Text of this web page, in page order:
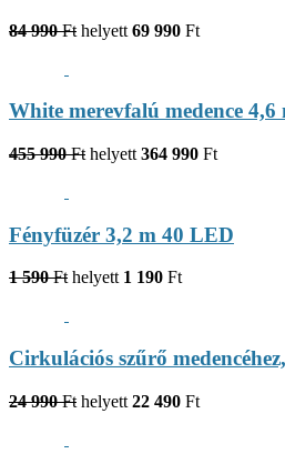
84 990 Ft helyett 69 990 Ft
White merevfalú medence 4,6
455 990 Ft helyett 364 990 Ft
Fényfüzér 3,2 m 40 LED
1 590 Ft helyett 1 190 Ft
Cirkulációs szűrő
24 990 Ft helyett 22 490 Ft